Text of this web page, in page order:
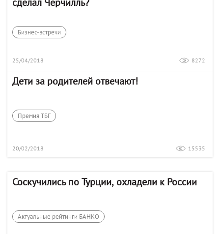
Бизнес-встречи
25/04/2018 8272
Дети за родителей отвечают!
Премия ТБГ
20/02/2018 15535
Соскучились по Турции, охладели к России
Актуальные рейтинги БАНКО